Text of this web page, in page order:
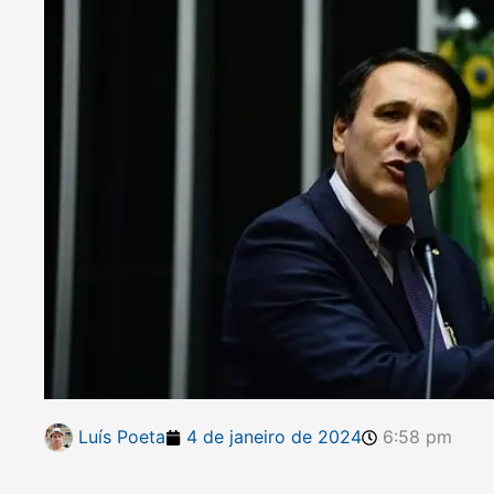
Luís Poeta 4 de janeiro de 2024 6:58 pm